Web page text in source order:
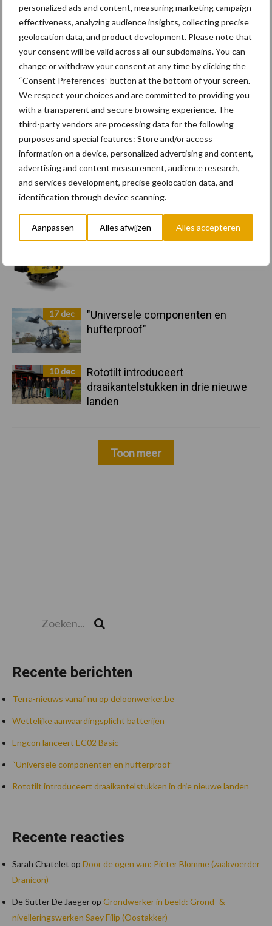
personalized ads and content, measuring marketing campaign
effectiveness, analyzing audience insights, collecting precise
geolocation data, and product development. Please note that
your consent will be valid across all our subdomains. You can
change or withdraw your consent at any time by clicking the
“Consent Preferences” button at the bottom of your screen.
We respect your choices and are committed to providing you
with a transparent and secure browsing experience. The
third-party vendors are processing data for the following
purposes and special features: Store and/or access
information on a device, personalized advertising and content,
advertising and content measurement, audience research,
and services development, precise geolocation data, and
identification through device scanning.
Aanpassen Alles afwijzen Alles accepteren
Primaire
Sidebar
Recent nieuws Partner nieuws
11 feb
Terra-nieuws vanaf nu op
deloonwerker.be
20 dec
Wettelijke aanvaardingsplicht
batterijen
Engcon lanceert EC02 Basic
17 dec
"Universele componenten en
hufterproof"
10 dec
Rototilt introduceert
draaikantelstukken in drie nieuwe
landen
Toon meer
Recente berichten
Terra-nieuws vanaf nu op deloonwerker.be
Wettelijke aanvaardingsplicht batterijen
Engcon lanceert EC02 Basic
“Universele componenten en hufterproof”
Rototilt introduceert draaikantelstukken in drie nieuwe landen
Recente reacties
Sarah Chatelet op Door de ogen van: Pieter Blomme (zaakvoerder
Dranicon)
De Sutter De Jaegerop Grondwerker in beeld: Grond- &
nivelleringswerken Saey Filip (Oostakker)